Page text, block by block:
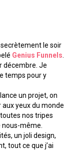
le soir
Genius Funnels
décembre. Je
temps pour y
un projet, on
yeux du monde
nos tripes
même.
un joli design,
tout ce que j’ai